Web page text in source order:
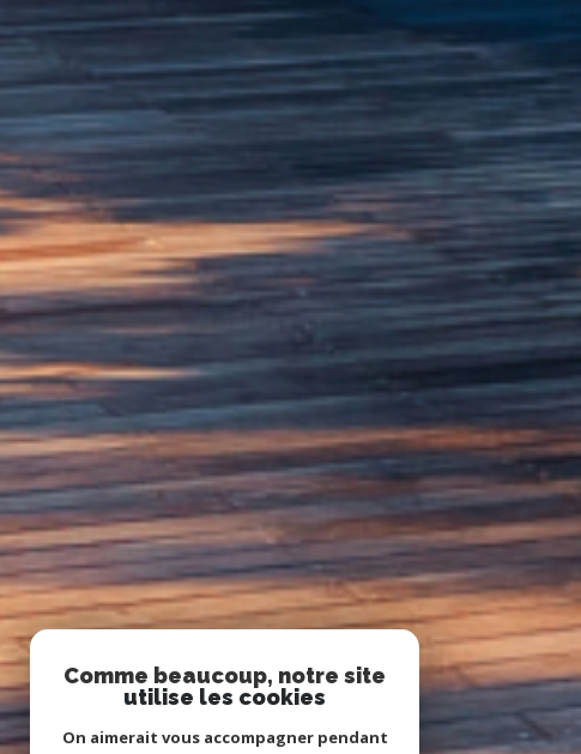
Comme beaucoup, notre site
utilise les cookies
On aimerait vous accompagner pendant